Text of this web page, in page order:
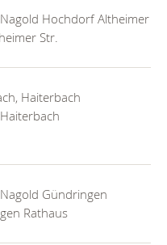
Hochdorf Altheimer
Str.
Haiterbach
Haiterbach
Gündringen
Rathaus